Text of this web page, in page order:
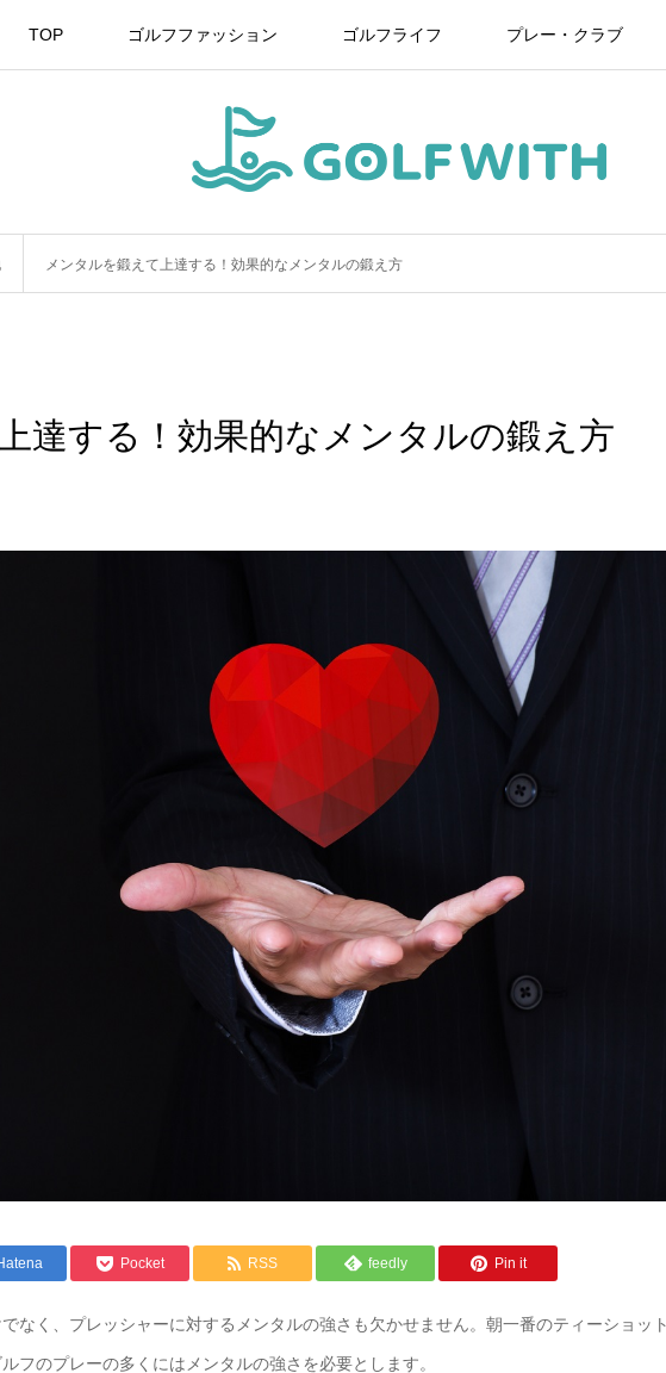
TOP ゴルフファッション ゴルフライフ プレー・クラブ
メンタルを鍛えて上達する！効果的なメンタルの鍛え方
達する！効果的なメンタルの鍛え方
Pocket RSS feedly Pin it
なく、プレッシャーに対するメンタルの強さも欠かせません。朝一番のティーショット
フのプレーの多くにはメンタルの強さを必要とします。